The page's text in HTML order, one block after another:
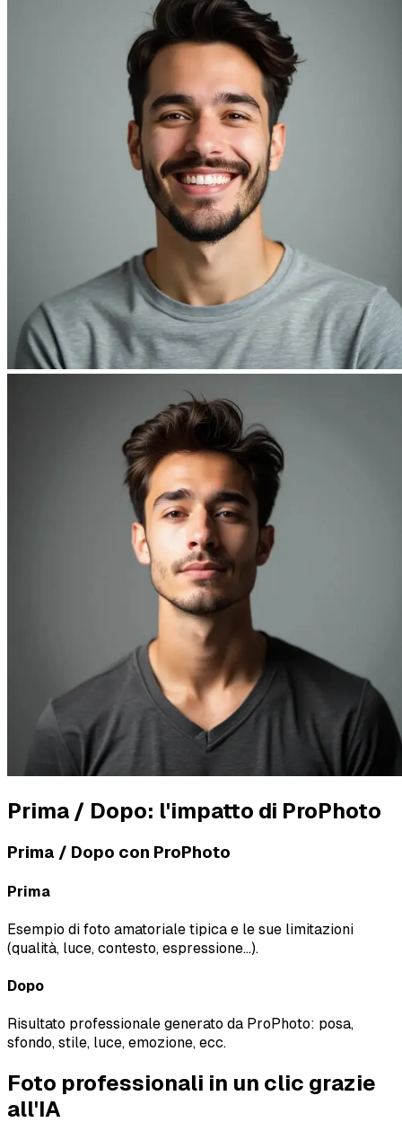
Prima / Dopo: l'impatto di ProPhoto
Prima / Dopo con ProPhoto
Prima
Esempio di foto amatoriale tipica e le sue limitazioni
(qualità, luce, contesto, espressione…).
Dopo
Risultato professionale generato da ProPhoto: posa,
sfondo, stile, luce, emozione, ecc.
Foto professionali in un clic grazie
all'IA